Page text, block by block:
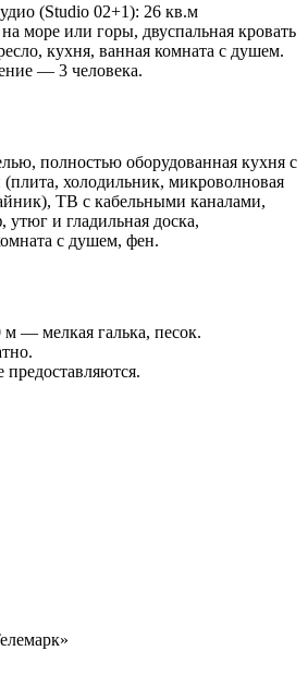
(Studio 02+1): 26 кв.м
море или горы, двуспальная кровать
кухня, ванная комната с душем.
— 3 человека.
полностью оборудованная кухня с
холодильник, микроволновая
ТВ с кабельными каналами,
утюг и гладильная доска,
с душем, фен.
— мелкая галька, песок.